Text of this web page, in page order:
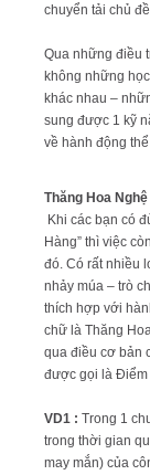
chuyển tải chủ
Qua những điều
không những
khác nhau –
sung được 1 kỹ
về hành động
Thăng Hoa
Khi các bạn có
Hàng” thì việc
đó. Có rất nhiều
nhảy múa – trò
thích hợp với
chữ là Thăng
qua điều cơ bản
được gọi là Điểm
VD1 : Trong 1
trong thời gian
may mắn) của